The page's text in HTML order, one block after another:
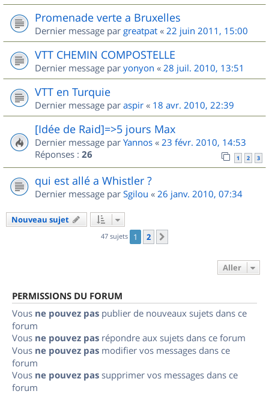
Promenade verte a Bruxelles
Dernier message par greatpat « 22 juin 2011, 15:00
VTT CHEMIN COMPOSTELLE
Dernier message par yonyon « 28 juil. 2010, 13:51
VTT en Turquie
Dernier message par aspir « 18 avr. 2010, 22:39
[Idée de Raid]=>5 jours Max
Dernier message par Yannos « 23 févr. 2010, 14:53
Réponses : 26 1 2 3
qui est allé a Whistler ?
Dernier message par Sgilou « 26 janv. 2010, 07:34
Nouveau sujet
47 sujets 1 2
Aller
PERMISSIONS DU FORUM
Vous ne pouvez pas publier de nouveaux sujets dans ce
forum
Vous ne pouvez pas répondre aux sujets dans ce forum
Vous ne pouvez pas modifier vos messages dans ce
forum
Vous ne pouvez pas supprimer vos messages dans ce
forum